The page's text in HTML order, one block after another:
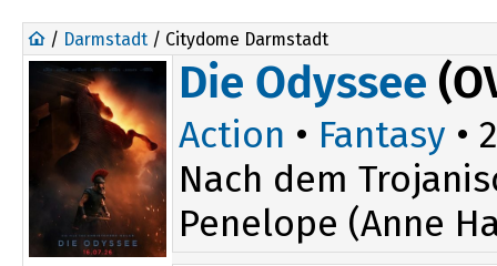
/ Darmstadt / Citydome Darmstadt
Die Odyssee
Action • Fantasy •
Nach dem
Penelope (Anne